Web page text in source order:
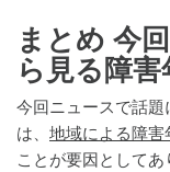
まとめ 今
ら見る障
今回ニュースで話
は、 地域による障害
ことが要因としてあ